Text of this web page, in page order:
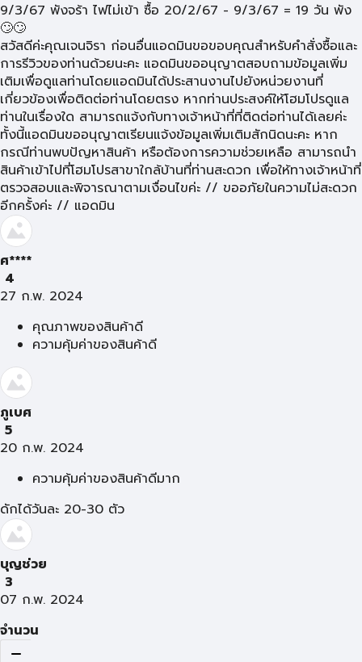
9/3/67 พังจร้า ไฟไม่เข้า ซื้อ 20/2/67 - 9/3/67 = 19 วัน พัง
🙄🙄
สวัสดีค่ะคุณเจนจิรา ก่อนอื่นแอดมินขอขอบคุณสำหรับคำสั่งซื้อและ
การรีวิวของท่านด้วยนะคะ แอดมินขออนุญาตสอบถามข้อมูลเพิ่ม
เติมเพื่อดูแลท่านโดยแอดมินได้ประสานงานไปยังหน่วยงานที่
เกี่ยวข้องเพื่อติดต่อท่านโดยตรง หากท่านประสงค์ให้โฮมโปรดูแล
ท่านในเรื่องใด สามารถแจ้งกับทางเจ้าหน้าที่ที่ติดต่อท่านได้เลยค่ะ
ทั้งนี้แอดมินขออนุญาตเรียนแจ้งข้อมูลเพิ่มเติมสักนิดนะคะ หาก
กรณีท่านพบปัญหาสินค้า หรือต้องการความช่วยเหลือ สามารถนำ
สินค้าเข้าไปที่โฮมโปรสาขาใกล้บ้านที่ท่านสะดวก เพื่อให้ทางเจ้าหน้าที่
ตรวจสอบและพิจารณาตามเงื่อนไขค่ะ // ขออภัยในความไม่สะดวก
อีกครั้งค่ะ // แอดมิน
ศ****
4
27 ก.พ. 2024
คุณภาพของสินค้าดี
ความคุ้มค่าของสินค้าดี
ภูเบศ
5
20 ก.พ. 2024
ความคุ้มค่าของสินค้าดีมาก
ดักได้วันละ 20-30 ตัว
บุญช่วย
3
07 ก.พ. 2024
จำนวน